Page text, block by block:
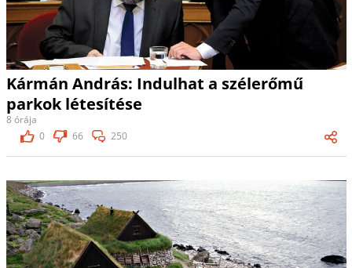
Kármán András: Indulhat a szélerőmű
parkok létesítése
8 órája
0
66 250